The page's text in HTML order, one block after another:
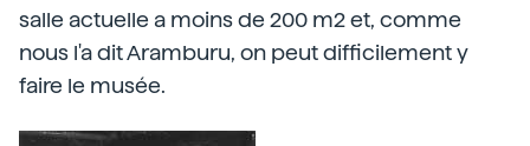
salle actuelle a moins de 200 m2 et, comme
nous l'a dit Aramburu, on peut difficilement y
faire le musée.